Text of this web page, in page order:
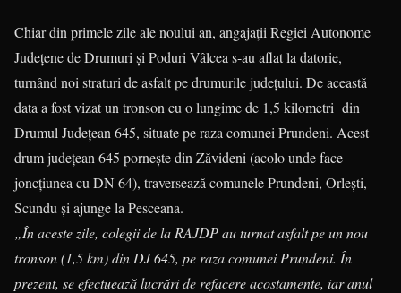
Chiar din primele zile ale noului an, angajații Regiei Autonome
Județene de Drumuri și Poduri Vâlcea s-au aflat la datorie,
turnând noi straturi de asfalt pe drumurile județului. De această
data a fost vizat un tronson cu o lungime de 1,5 kilometri din
Drumul Județean 645, situate pe raza comunei Prundeni. Acest
drum județean 645 pornește din Zăvideni (acolo unde face
joncțiunea cu DN 64), traversează comunele Prundeni, Orlești,
Scundu și ajunge la Pesceana.
„În aceste zile, colegii de la RAJDP au turnat asfalt pe un nou
tronson (1,5 km) din DJ 645, pe raza comunei Prundeni. În
prezent, se efectuează lucrări de refacere acostamente, iar anul